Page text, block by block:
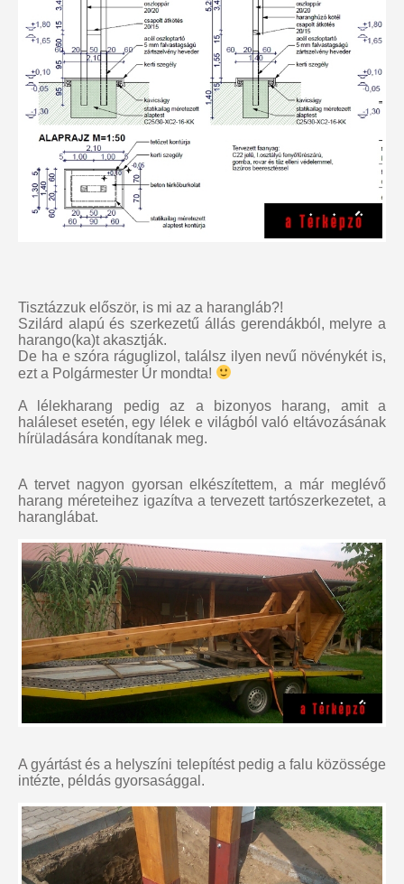
Tisztázzuk először, is mi az a harangláb?!
Szilárd alapú és szerkezetű állás gerendákból, melyre a
harango(ka)t akasztják.
De ha e szóra ráguglizol, találsz ilyen nevű növénykét is,
ezt a Polgármester Úr mondta!
A lélekharang pedig az a bizonyos harang, amit a
haláleset esetén, egy lélek e világból való eltávozásának
hírüladására kondítanak meg.
A tervet nagyon gyorsan elkészítettem, a már meglévő
harang méreteihez igazítva a tervezett tartószerkezetet, a
haranglábat.
A gyártást és a helyszíni telepítést pedig a falu közössége
intézte, példás gyorsasággal.